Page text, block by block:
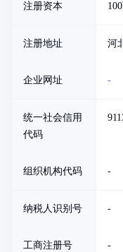
注册资本
注册地址 河
企业网址 -
统一社会信用
代码
组织机构代码 -
纳税人识别号 -
工商注册号 -